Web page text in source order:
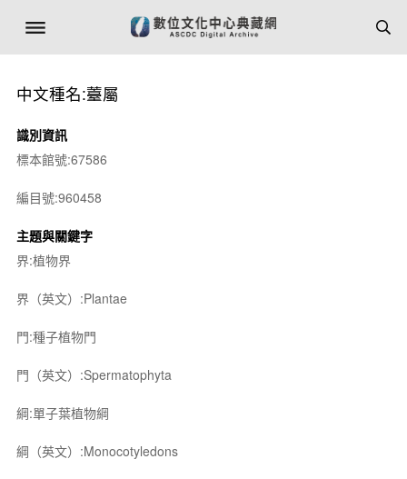
中文種名:薹屬
識別資訊
標本館號:67586
編目號:960458
主題與關鍵字
界:植物界
界（英文）:Plantae
門:種子植物門
門（英文）:Spermatophyta
綱:單子葉植物綱
綱（英文）:Monocotyledons